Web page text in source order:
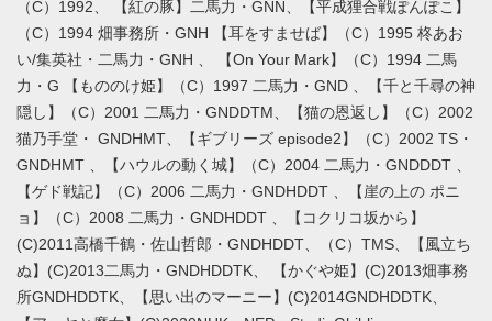
（C）1992、 【紅の豚】二馬力・GNN、【平成狸合戦ぽんぽこ】
（C）1994 畑事務所・GNH 【耳をすませば】（C）1995 柊あお
い/集英社・二馬力・GNH 、 【On Your Mark】（C）1994 二馬
力・G 【もののけ姫】（C）1997 二馬力・GND 、【千と千尋の神
隠し】（C）2001 二馬力・GNDDTM、【猫の恩返し】（C）2002
猫乃手堂・ GNDHMT、【ギブリーズ episode2】（C）2002 TS・
GNDHMT 、【ハウルの動く城】（C）2004 二馬力・GNDDDT 、
【ゲド戦記】（C）2006 二馬力・GNDHDDT 、【崖の上の ポニ
ョ】（C）2008 二馬力・GNDHDDT 、【コクリコ坂から】
(C)2011高橋千鶴・佐山哲郎・GNDHDDT、（C）TMS、【風立ち
ぬ】(C)2013二馬力・GNDHDDTK、 【かぐや姫】(C)2013畑事務
所GNDHDDTK、【思い出のマーニー】(C)2014GNDHDDTK、